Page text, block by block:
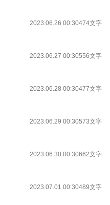
2023.06.26 00:30474文字
2023.06.27 00:30556文字
2023.06.28 00:30477文字
2023.06.29 00:30573文字
2023.06.30 00:30662文字
2023.07.01 00:30489文字